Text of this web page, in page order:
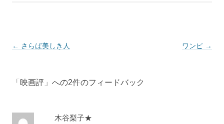
投
← さらば美しき人 ワンピ →
「 映画評 」への2件のフィードバック
木谷梨子★